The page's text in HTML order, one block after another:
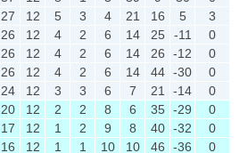
27 12 5 3 4 21 16 5
3
26 12 4 2 6 14 25 -11
0
26 12 4 2 6 14 26 -12
0
26 12 4 2 6 14 44 -30
0
24 12 3 3 6 7 21 -14
0
20 12 2 2 8 6 35 -29
0
17 12 1 2 9 8 40 -32
0
16 12 1 1 10 10 46 -36 0